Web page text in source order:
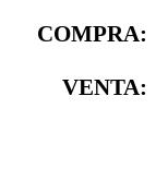
COMPRA:
VENTA: